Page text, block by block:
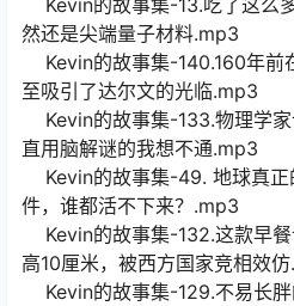
然还是尖端量子材料.mp3
Kevin的故事集-140.160年前
至吸引了达尔文的光临.mp3
Kevin的故事集-133.物理学
直用脑解谜的我想不通.mp3
Kevin的故事集-49. 地球真正
件，谁都活不下来？.mp3
Kevin的故事集-132.这款早餐
高10厘米，被西方国家竞相效
Kevin的故事集-129.不易长